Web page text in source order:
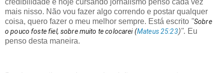
credibilidade e hoje cursando jornalismo penso cada vez
mais nisso. Não vou fazer algo correndo e postar qualquer
coisa, quero fazer o meu melhor sempre. Está escrito "Sobre
o pouco foste fiel, sobre muito te colocarei (Mateus 25:23)". Eu
penso desta maneira.